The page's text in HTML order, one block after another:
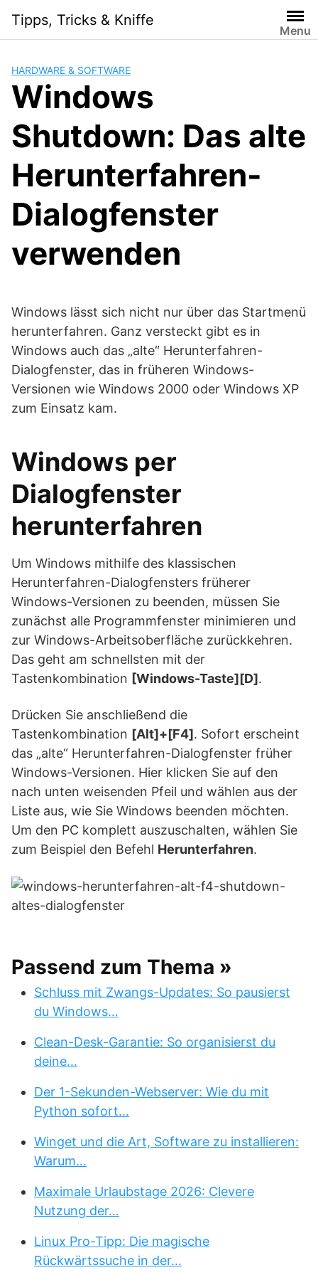
content
Tipps, Tricks & Kniffe
Menu
HARDWARE & SOFTWARE
Windows
Shutdown: Das alte
Herunterfahren-
Dialogfenster
verwenden
Windows lässt sich nicht nur über das Startmenü
herunterfahren. Ganz versteckt gibt es in
Windows auch das „alte“ Herunterfahren-
Dialogfenster, das in früheren Windows-
Versionen wie Windows 2000 oder Windows XP
zum Einsatz kam.
Windows per
Dialogfenster
herunterfahren
Um Windows mithilfe des klassischen
Herunterfahren-Dialogfensters früherer
Windows-Versionen zu beenden, müssen Sie
zunächst alle Programmfenster minimieren und
zur Windows-Arbeitsoberfläche zurückkehren.
Das geht am schnellsten mit der
Tastenkombination [Windows-Taste][D].
Drücken Sie anschließend die
Tastenkombination [Alt]+[F4]. Sofort erscheint
das „alte“ Herunterfahren-Dialogfenster früher
Windows-Versionen. Hier klicken Sie auf den
nach unten weisenden Pfeil und wählen aus der
Liste aus, wie Sie Windows beenden möchten.
Um den PC komplett auszuschalten, wählen Sie
zum Beispiel den Befehl Herunterfahren.
Passend zum Thema »
Schluss mit Zwangs-Updates: So pausierst
du Windows…
Clean-Desk-Garantie: So organisierst du
deine…
Der 1-Sekunden-Webserver: Wie du mit
Python sofort…
Winget und die Art, Software zu installieren:
Warum…
Maximale Urlaubstage 2026: Clevere
Nutzung der…
Linux Pro-Tipp: Die magische
Rückwärtssuche in der…